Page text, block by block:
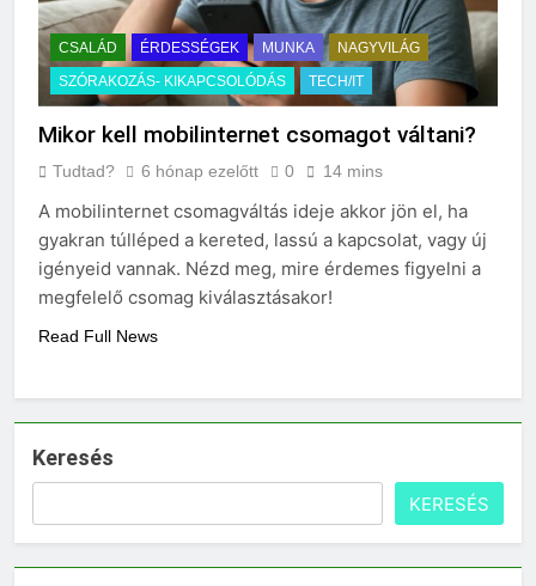
CSALÁD ÉRDESSÉGEK MUNKA
NAGYVILÁG
SZÓRAKOZÁS- KIKAPCSOLÓDÁS
TECH/IT
Mikor kell mobilinternet csomagot váltani?
Tudtad? 6 hónap ezelőtt 0 14 mins
A mobilinternet csomagváltás ideje akkor jön el, ha
gyakran túlléped a kereted, lassú a kapcsolat, vagy új
igényeid vannak. Nézd meg, mire érdemes figyelni a
megfelelő csomag kiválasztásakor!
Read Full News
Keresés
KERESÉS